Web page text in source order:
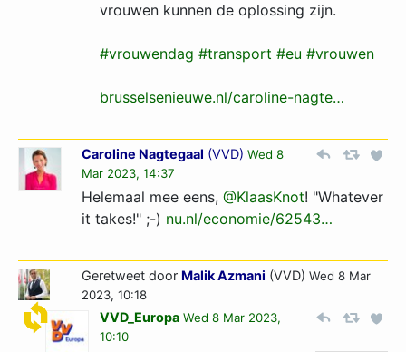
vrouwen kunnen de oplossing zijn.
#vrouwendag #transport #eu #vrouwen
brusselsenieuwe.nl/caroline-nagte…
Caroline Nagtegaal (VVD) Wed 8
Mar 2023, 14:37
Helemaal mee eens, @KlaasKnot! "Whatever
it takes!" ;-) nu.nl/economie/62543…
Geretweet door Malik Azmani (VVD) Wed 8 Mar
2023, 10:18
VVD_Europa Wed 8 Mar 2023,
10:10